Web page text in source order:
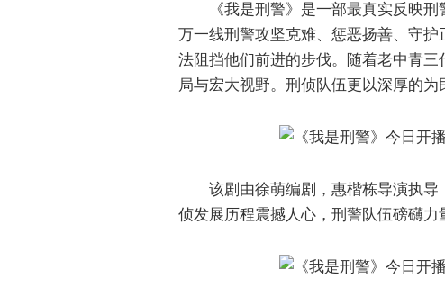
《我是刑警》是一部最真实反映
万一线刑警攻坚克难、惩恶扬善、守
法阻挡他们前进的步伐。随着老中青
局与宏大视野。刑侦队伍更以深厚的
该剧由徐萌编剧，惠楷栋导演执
侦发展历程震撼人心，刑警队伍磅礴力